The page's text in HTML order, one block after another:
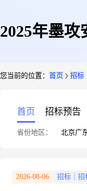
2025年墨
您当前的位置： 首页 招标
首页 招标预告
省份地区： 北京广
2026-08-06 招标｜招